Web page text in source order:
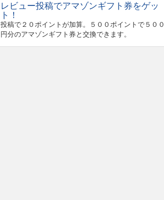
レビュー投稿でアマゾンギフト券をゲッ
ト！
投稿で２０ポイントが加算。５００ポイントで５００
円分のアマゾンギフト券と交換できます。